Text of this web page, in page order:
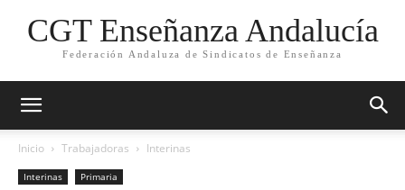
CGT Enseñanza Andalucía
Federación Andaluza de Sindicatos de Enseñanza
Inicio Trabajadoras Interinas
Interinas Primaria